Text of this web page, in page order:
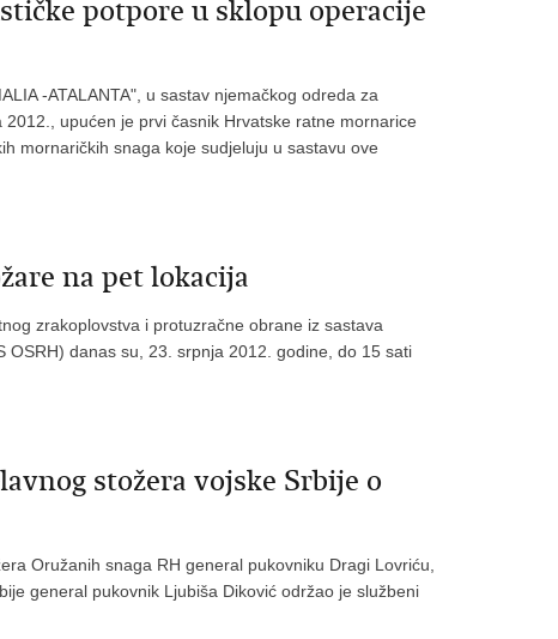
potpore u sklopu operacije
-ATALANTA", u sastav njemačkog odreda za
upućen je prvi časnik Hrvatske ratne mornarice
mornaričkih snaga koje sudjeluju u sastavu ove
na pet lokacija
zrakoplovstva i protuzračne obrane iz sastava
OSRH) danas su, 23. srpnja 2012. godine, do 15 sati
stožera vojske Srbije o
Oružanih snaga RH general pukovniku Dragi Lovriću,
general pukovnik Ljubiša Diković održao je službeni